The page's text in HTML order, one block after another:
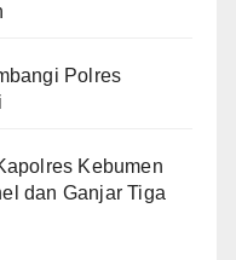
Polres
Kebumen
dan Ganjar Tiga